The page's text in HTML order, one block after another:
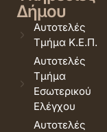
Δήμου
Αυτοτελές
Τμήμα Κ.Ε.Π.
Αυτοτελές
Τμήμα
Εσωτερικού
Ελέγχου
Αυτοτελές